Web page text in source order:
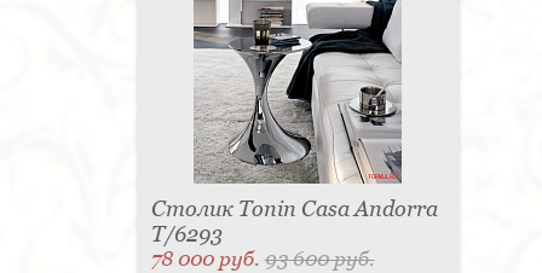
Столик Tonin Casa Andorra
T/6293
78 000 руб.93 600 руб.